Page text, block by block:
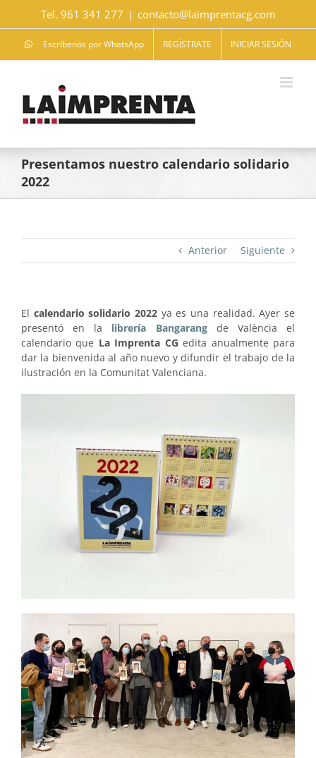
Tel. 961 341 277 | contacto@laimprentacg.com
Escríbenos por WhatsApp REGÍSTRATE INICIAR SESIÓN
Presentamos nuestro calendario solidario
2022
Anterior Siguiente
El calendario solidario 2022 ya es una realidad. Ayer se
presentó en la librería Bangarangde València el
calendario que La Imprenta CG edita anualmente para
dar la bienvenida al año nuevo y difundir el trabajo de la
ilustración en la Comunitat Valenciana.